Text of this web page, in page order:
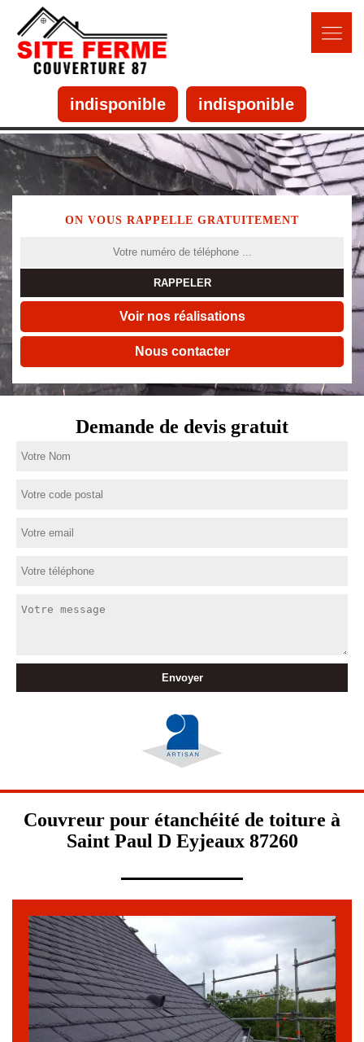
indisponible indisponible
ON VOUS RAPPELLE GRATUITEMENT
Voir nos réalisations
Nous contacter
Demande de devis gratuit
Couvreur pour étanchéité de toiture à
Saint Paul D Eyjeaux 87260